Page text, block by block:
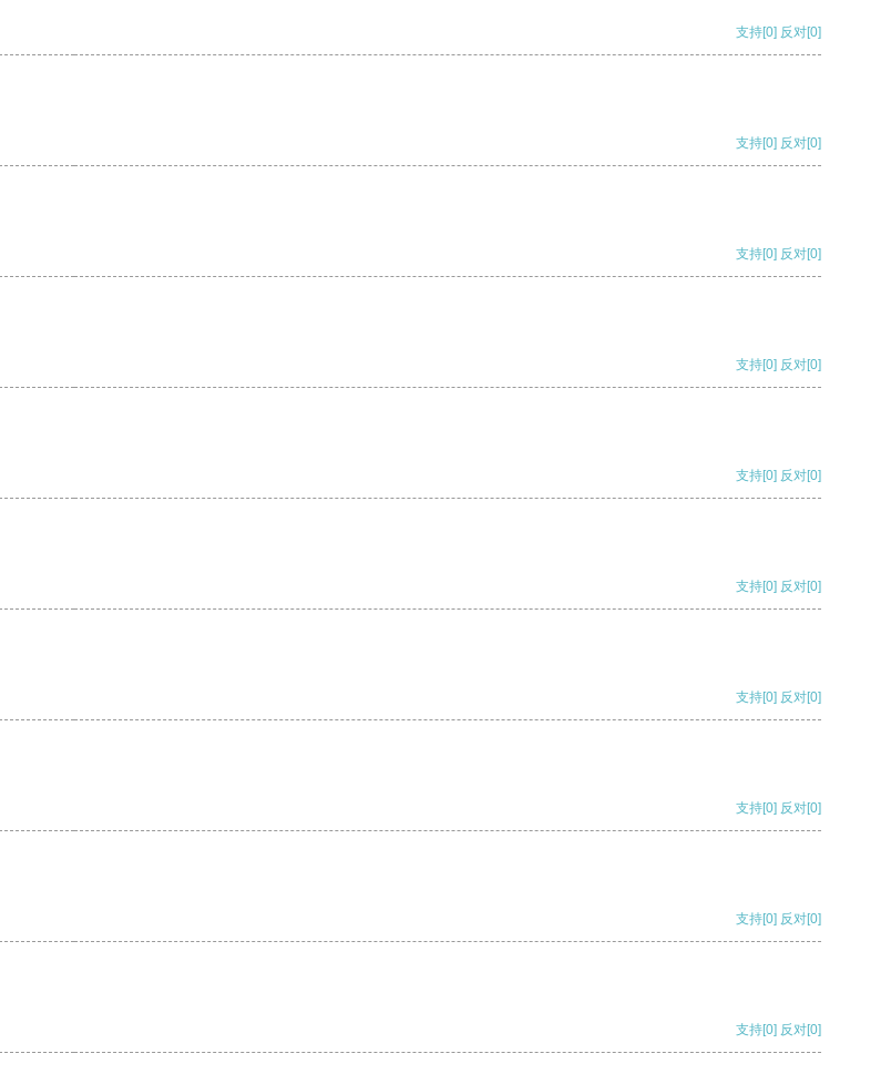
支持[0] 反对[0]
支持[0] 反对[0]
支持[0] 反对[0]
支持[0] 反对[0]
支持[0] 反对[0]
支持[0] 反对[0]
支持[0] 反对[0]
支持[0] 反对[0]
支持[0] 反对[0]
支持[0] 反对[0]